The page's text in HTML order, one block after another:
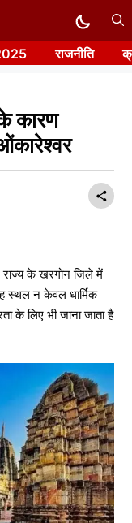
राजनीति
कारण
राज्य के खरगोन जिले में
स्थल न केवल धार्मिक
के लिए भी जाना जाता है